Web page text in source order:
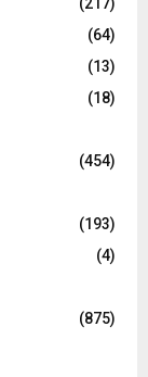
(64)
(13)
(18)
(454)
(193)
(4)
(875)